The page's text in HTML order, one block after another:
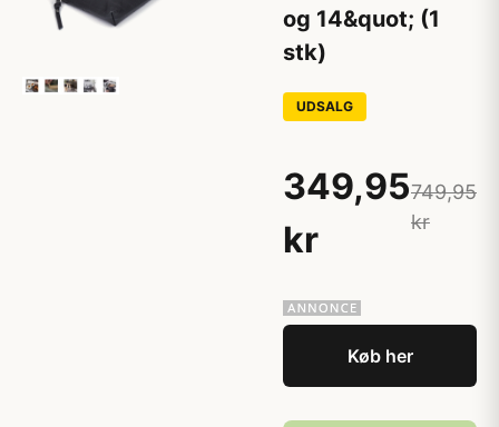
og 14&quot; (1
stk)
UDSALG
349,95
kr
749,95
kr
Køb her